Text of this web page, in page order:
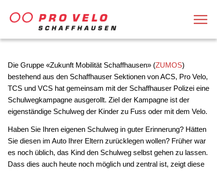
Die Gruppe «Zukunft Mobilität Schaffhausen» (ZUMOS)
bestehend aus den Schaffhauser Sektionen von ACS, Pro Velo,
TCS und VCS hat gemeinsam mit der Schaffhauser Polizei eine
Schulwegkampagne ausgerollt. Ziel der Kampagne ist der
eigenständige Schulweg der Kinder zu Fuss oder mit dem Velo.
Haben Sie Ihren eigenen Schulweg in guter Erinnerung? Hätten
Sie diesen im Auto Ihrer Eltern zurücklegen wollen? Früher war
es noch üblich, das Kind den Schulweg selbst gehen zu lassen.
Dass dies auch heute noch möglich und zentral ist, zeigt diese